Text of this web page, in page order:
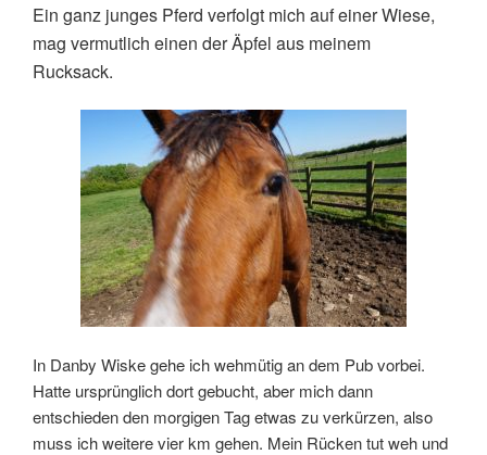
Ein ganz junges Pferd verfolgt mich auf einer Wiese,
mag vermutlich einen der Äpfel aus meinem
Rucksack.
In Danby Wiske gehe ich wehmütig an dem Pub vorbei.
Hatte ursprünglich dort gebucht, aber mich dann
entschieden den morgigen Tag etwas zu verkürzen, also
muss ich weitere vier km gehen. Mein Rücken tut weh und